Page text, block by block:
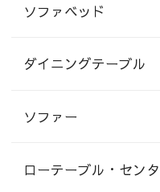
ソファベッド
ダイニングテーブル
ソファー
ローテーブル・セン